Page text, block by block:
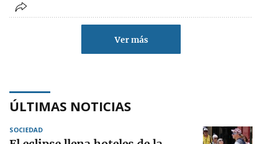
Ver más
ÚLTIMAS NOTICIAS
SOCIEDAD